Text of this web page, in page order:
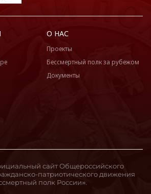
О НАС
Проекты
Бессмертный полк за рубежом
Документы
сайт Общероссийского
патриотического движения
полк России».